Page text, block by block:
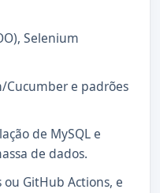
Selenium
Cucumber e padrões
de MySQL e
de dados.
ou GitHub Actions, e